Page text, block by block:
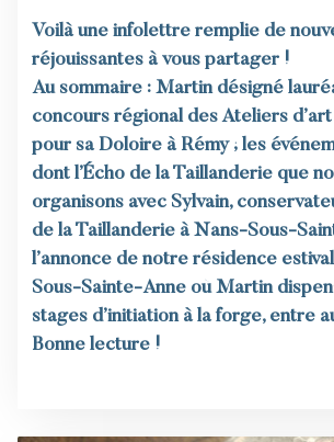
Voilà une infolettre remplie de
réjouissantes à vous partager !
Au sommaire : Martin désigné
concours régional des Ateliers
pour sa Doloire à Rémy ; les
dont l’Écho de la Taillanderie que
organisons avec Sylvain,
de la Taillanderie à Nans-Sous-
l’annonce de notre résidence
Sous-Sainte-Anne où Martin
stages d’initiation à la forge, entre
Bonne lecture !